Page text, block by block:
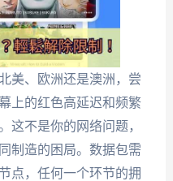
美、欧洲还是澳洲，尝
上的红色高延迟和频繁
这不是你的网络问题，
制造的困局。数据包需
点，任何一个环节的拥